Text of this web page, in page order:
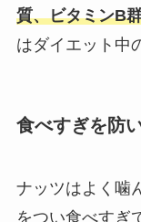
質、ビタミンB
はダイエット中
食べすぎを防
ナッツはよく噛
をつい食べすぎ